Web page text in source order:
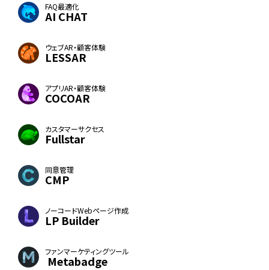
FAQ最適化
AI CHAT
ウェブAR・顧客体験
LESSAR
アプリAR・顧客体験
COCOAR
カスタマーサクセス
Fullstar
同意管理
CMP
ノーコードWebページ作成
LP Builder
ファンマーケティングツール
Metabadge